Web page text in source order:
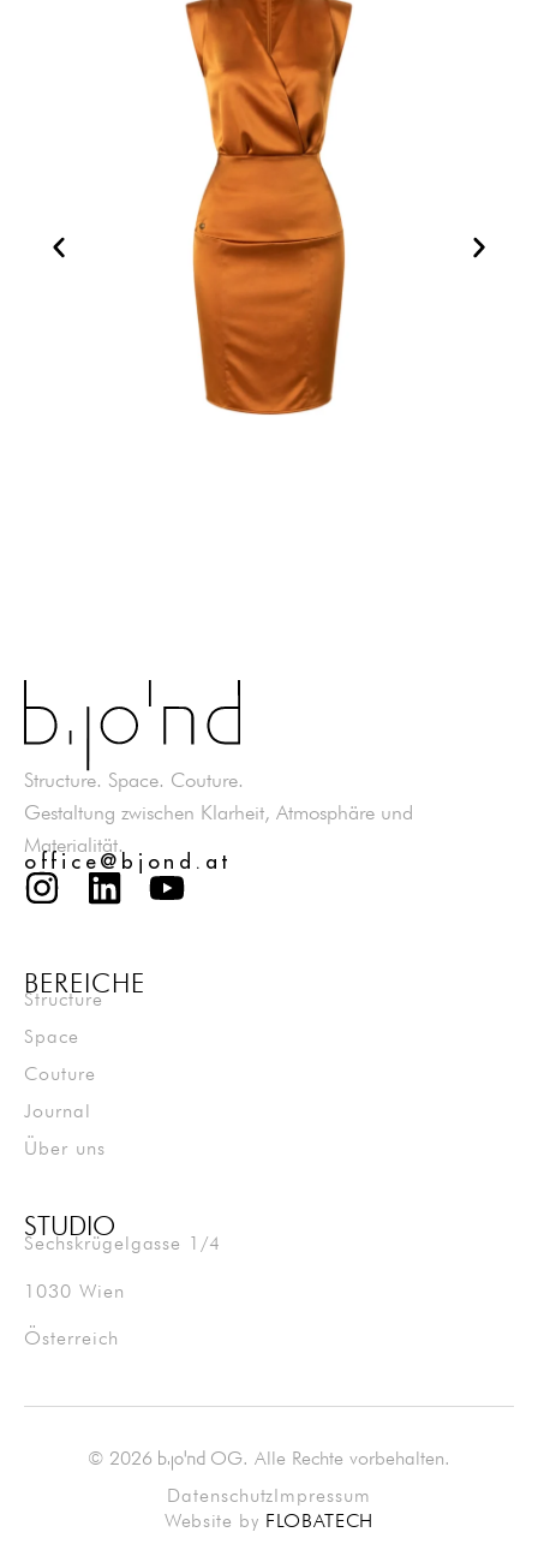
Structure. Space. Couture.
Gestaltung zwischen Klarheit, Atmosphäre und
Materialität.
office@bjond.at
BEREICHE
Structure
Space
Couture
Journal
Über uns
STUDIO
Sechskrügelgasse 1/4
1030 Wien
Österreich
© 2026 bjondOG. Alle Rechte vorbehalten.
DatenschutzImpressum
Website by FLOBATECH